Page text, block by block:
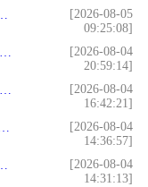
[2026-08-05
09:25:08]
[2026-08-04
20:59:14]
[2026-08-04
16:42:21]
[2026-08-04
14:36:57]
[2026-08-04
14:31:13]